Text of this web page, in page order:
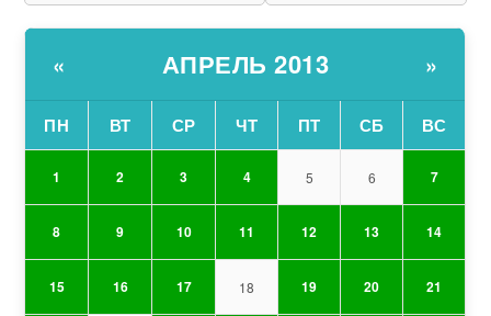
« АПРЕЛЬ 2013 »
ПН ВТ СР ЧТ ПТ СБ ВС
1 2 3 4 5 6 7
8 9 10 11 12 13 14
15 16 17 18 19 20 21